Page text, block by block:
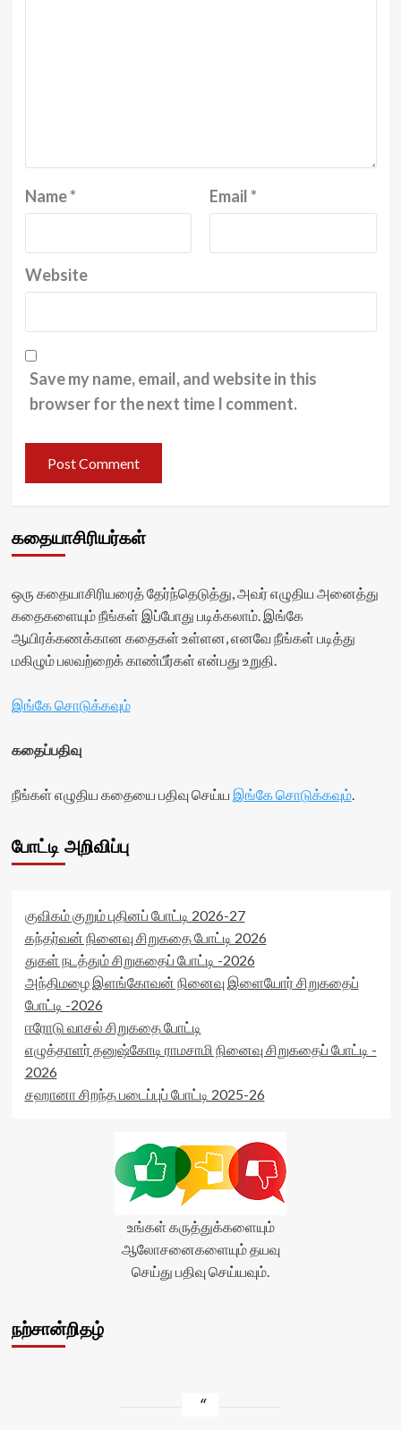
Name* Email*
Website
Save my name, email, and website in this
browser for the next time I comment.
கதையாசிரியர்கள்
ஒரு கதையாசிரியரைத் தேர்ந்தெடுத்து, அவர் எழுதிய அனைத்து
கதைகளையும் நீங்கள் இப்போது படிக்கலாம். இங்கே
ஆயிரக்கணக்கான கதைகள் உள்ளன, எனவே நீங்கள் படித்து
மகிழும் பலவற்றைக் காண்பீர்கள் என்பது உறுதி.
இங்கே சொடுக்கவும்
கதைப்பதிவு
நீங்கள் எழுதிய கதையை பதிவு செய்ய இங்கே சொடுக்கவும்.
போட்டி அறிவிப்பு
குவிகம் குறும் புதினப் போட்டி 2026-27
கந்தர்வன் நினைவு சிறுகதை போட்டி 2026
துகள் நடத்தும் சிறுகதைப் போட்டி -2026
அந்திமழை இளங்கோவன் நினைவு இளையோர் சிறுகதைப்
போட்டி -2026
ஈரோடு வாசல் சிறுகதை போட்டி
எழுத்தாளர் தனுஷ்கோடி ராமசாமி நினைவு சிறுகதைப் போட்டி -
2026
சஹானா சிறந்த படைப்புப் போட்டி 2025-26
உங்கள் கருத்துக்களையும்
ஆலோசனைகளையும் தயவு
செய்து பதிவு செய்யவும்.
நற்சான்றிதழ்